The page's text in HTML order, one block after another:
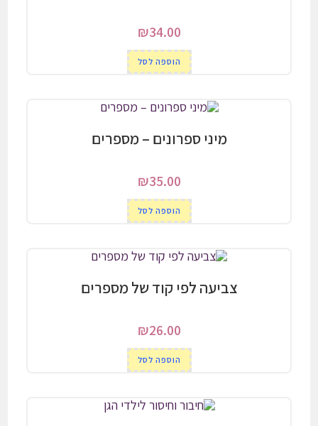
₪34.00
הוספה לסל
מיני ספרונים – מספרים
₪35.00
הוספה לסל
צביעה לפי קוד של מספרים
₪26.00
הוספה לסל